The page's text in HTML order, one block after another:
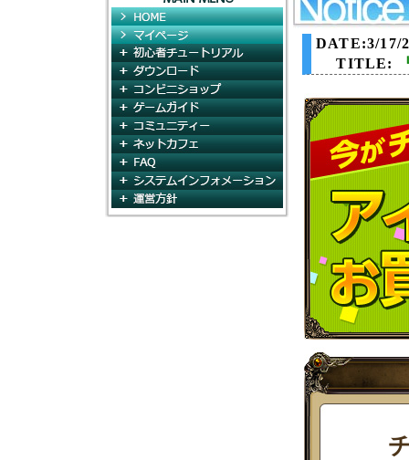
HOME
マイページ
初心者チュートリアル
ダウンロード
ゲームガイド
コミュニティ
ネットカフェ
システムインフォメー
DATE:3/17/
TITLE: